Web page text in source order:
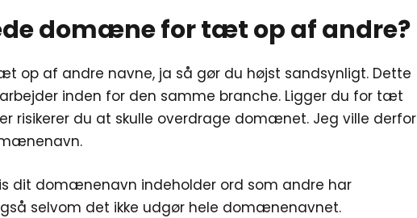
domæne for tæt op af andre?
op af andre navne, ja så gør du højst sandsynligt. Dette
inden for den samme branche. Ligger du for tæt
risikerer du at skulle overdrage domænet. Jeg ville derfor
dit domænenavn indeholder ord som andre har
selvom det ikke udgør hele domænenavnet.